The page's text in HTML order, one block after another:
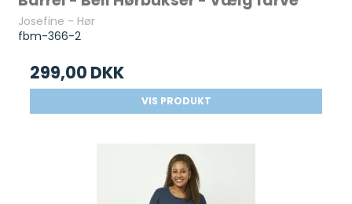
Josefine - Hør
fbm-366-2
299,00 DKK
VIS PRODUKT